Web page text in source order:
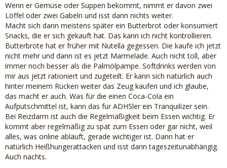
Wenn er Gemüse oder Suppen bekommt, nimmt er davon zwei
Löffel oder zwei Gabeln und isst dann nichts weiter.
Macht sich dann meistens später ein Butterbrot oder konsumiert
Snacks, die er sich gekauft hat. Das kann ich nicht kontrollieren.
Butterbrote hat er früher mit Nutella gegessen. Die kaufe ich jetzt
nicht mehr und dann ist es jetzt Marmelade. Auch nicht toll, aber
immer noch besser als die Palmölpampe. Softdrinks werden von
mir aus jetzt rationiert und zugeteilt. Er kann sich natürlich auch
hinter meinem Rücken weiter das Zeug kaufen und ich glaube,
das macht er auch. Was für die einen Coca-Cola ein
Aufputschmittel ist, kann das für ADHSler ein Tranquilizer sein.
Bei Reizdarm ist auch die Regelmäßigkeit beim Essen wichtig. Er
kommt aber regelmäßig zu spät zum Essen oder gar nicht, weil
alles, was online abläuft, gerade wichtiger ist. Dann hat er
natürlich Heißhungerattacken und isst dann tageszeitunabhängig.
Auch nachts.